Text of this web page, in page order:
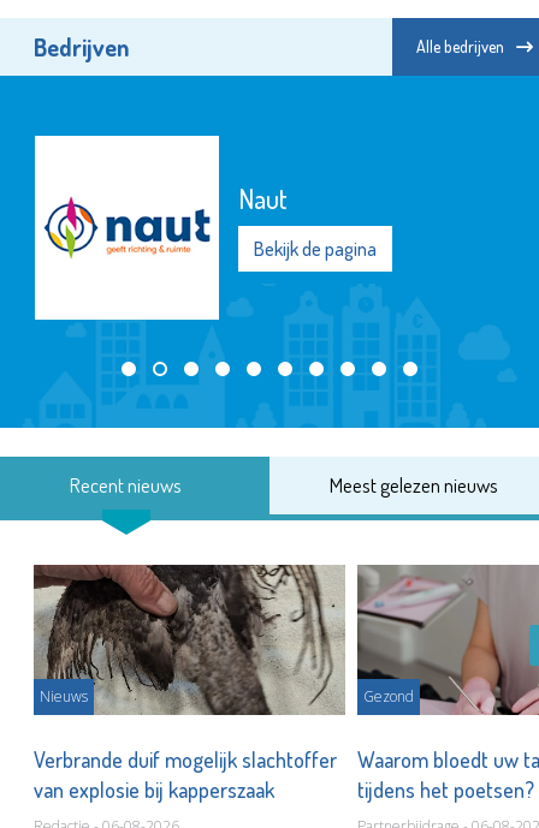
Vlaardingen
Bedrijven Alle bedrijven
Naut
Bekijk de pagina
Recent nieuws Meest gelezen nieuws
Nieuws
Verbrande duif mogelijk slachtoffer
van explosie bij kapperszaak
Gezond
Waarom bloedt uw
tijdens het poetsen?